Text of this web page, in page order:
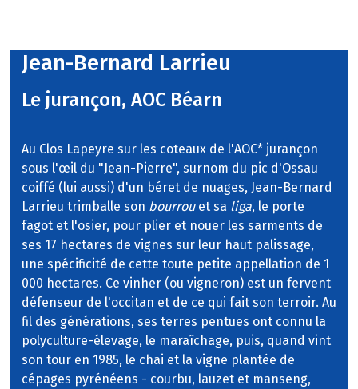
Jean-Bernard Larrieu
Le jurançon, AOC Béarn
Au Clos Lapeyre sur les coteaux de l'AOC* jurançon
sous l'œil du "Jean-Pierre", surnom du pic d'Ossau
coiffé (lui aussi) d'un béret de nuages, Jean-Bernard
Larrieu trimballe son bourrou et sa liga, le porte
fagot et l'osier, pour plier et nouer les sarments de
ses 17 hectares de vignes sur leur haut palissage,
une spécificité de cette toute petite appellation de 1
000 hectares. Ce vinher (ou vigneron) est un fervent
défenseur de l'occitan et de ce qui fait son terroir. Au
fil des générations, ses terres pentues ont connu la
polyculture-élevage, le maraîchage, puis, quand vint
son tour en 1985, le chai et la vigne plantée de
cépages pyrénéens - courbu, lauzet et manseng,